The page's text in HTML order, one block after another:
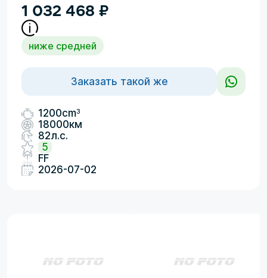
1 032 468 ₽
ниже средней
Заказать такой же
1200cm3
18000км
82л.с.
5
FF
2026-07-02